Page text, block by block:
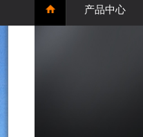
产品中心